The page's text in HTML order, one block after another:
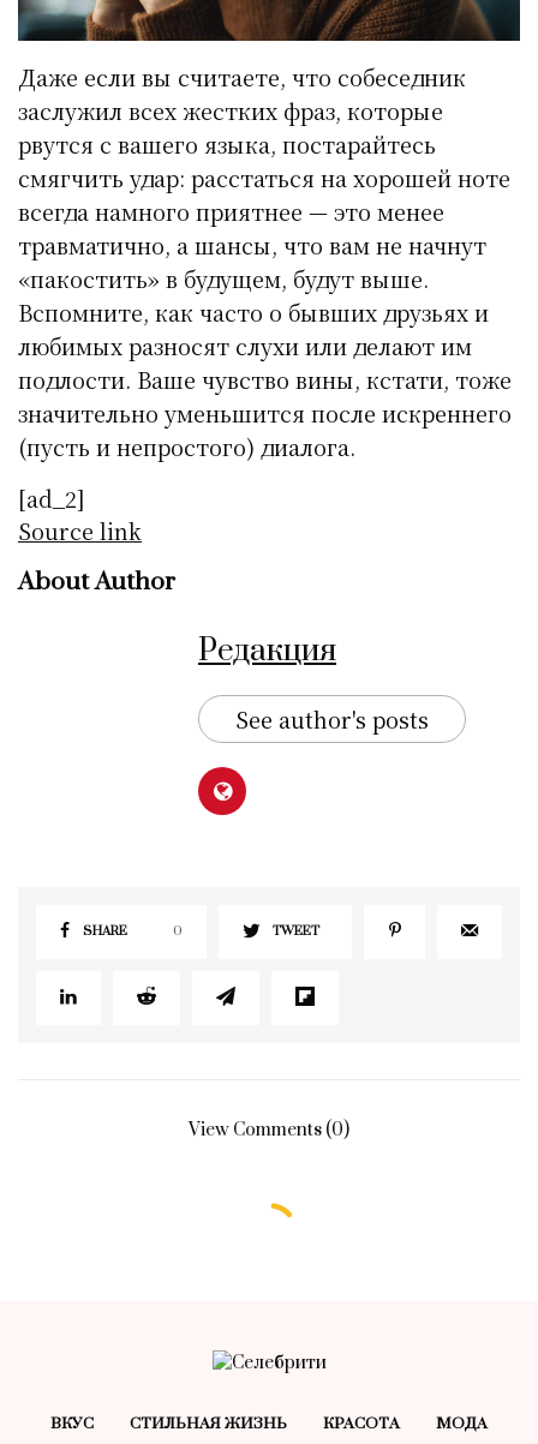
Даже если вы считаете, что собеседник
заслужил всех жестких фраз, которые
рвутся с вашего языка, постарайтесь
смягчить удар: расстаться на хорошей ноте
всегда намного приятнее — это менее
травматично, а шансы, что вам не начнут
«пакостить» в будущем, будут выше.
Вспомните, как часто о бывших друзьях и
любимых разносят слухи или делают им
подлости. Ваше чувство вины, кстати, тоже
значительно уменьшится после искреннего
(пусть и непростого) диалога.
[ad_2]
Source link
About Author
Редакция
See author's posts
SHARE 0 TWEET
View Comments (0)